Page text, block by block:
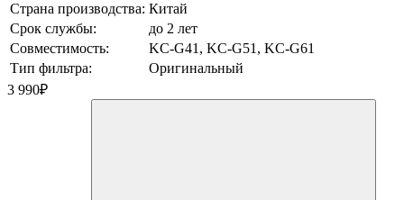
Страна производства: Китай
Срок службы:
до 2 лет
Совместимость:
KC-G41, KC-G51, KC-G61
Тип фильтра:
Оригинальный
3 990₽